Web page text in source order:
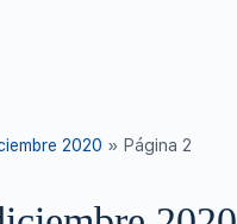
2020 » Página 2